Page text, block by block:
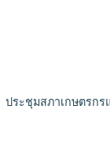
ประชุมสภาเกษตรกร